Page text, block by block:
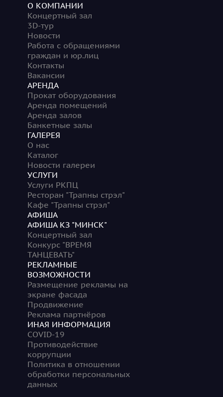
О КОМПАНИИ
Концертный зал
3D-тур
Новости
Работа с обращениями
граждан и юр.лиц
Контакты
Вакансии
АРЕНДА
Прокат оборудования
Аренда помещений
Аренда залов
Банкетные залы
ГАЛЕРЕЯ
О нас
Каталог
Новости галереи
УСЛУГИ
Услуги РКПЦ
Ресторан "Трапны стрэл"
Кафе "Трапны стрэл"
АФИША
АФИША КЗ "МИНСК"
Концертный зал
Конкурс "ВРЕМЯ
ТАНЦЕВАТЬ"
РЕКЛАМНЫЕ
ВОЗМОЖНОСТИ
Размещение рекламы на
экране фасада
Продвижение
Реклама партнёров
ИНАЯ ИНФОРМАЦИЯ
COVID-19
Противодействие
коррупции
Политика в отношении
обработки персональных
данных